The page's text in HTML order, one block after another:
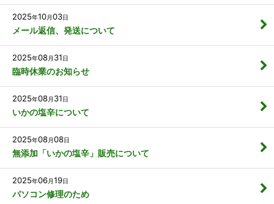
2025年10月03日
メール返信、発送について
2025年08月 31日
臨時休業のお知らせ
2025年08月 31日
いかの塩辛について
2025年08月08日
無添加「いかの塩辛」販売について
2025年06月19日
パソコン修理のため